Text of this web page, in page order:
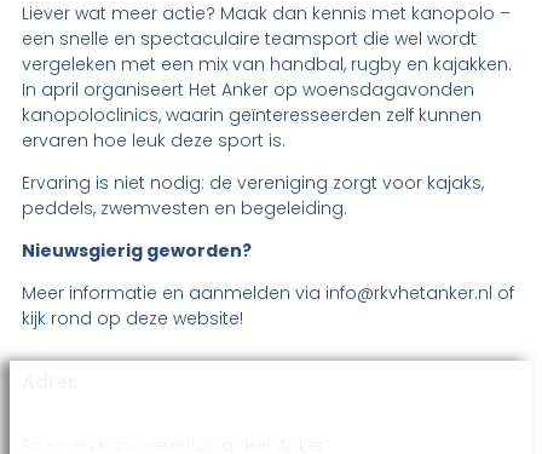
Liever wat meer actie? Maak dan kennis met kanopolo –
een snelle en spectaculaire teamsport die wel wordt
vergeleken met een mix van handbal, rugby en kajakken.
In april organiseert Het Anker op woensdagavonden
kanopoloclinics, waarin geïnteresseerden zelf kunnen
ervaren hoe leuk deze sport is.
Ervaring is niet nodig: de vereniging zorgt voor kajaks,
peddels, zwemvesten en begeleiding.
Nieuwsgierig geworden?
Meer informatie en aanmelden via info@rkvhetanker.nl of
kijk rond op deze website!